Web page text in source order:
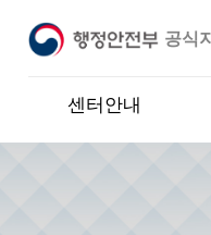
공식
센터는 행정안전부 어
센터안내